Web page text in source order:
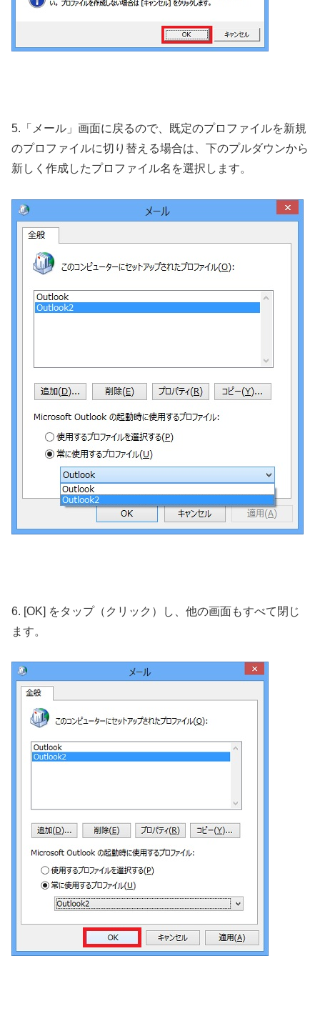
5.「メール」画面に戻るので、既定のプロファイルを新規
のプロファイルに切り替える場合は、下のプルダウンから
新しく作成したプロファイル名を選択します。
6. [OK] をタップ（クリック）し、他の画面もすべて閉じ
ます。